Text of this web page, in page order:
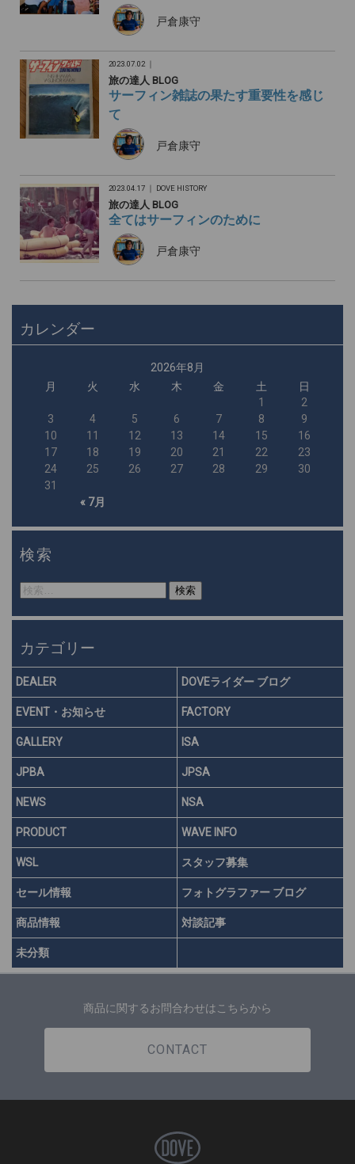
戸倉康守
2023.07.02 ｜
旅の達人 BLOG
サーフィン雑誌の果たす重要性を感じ
て
戸倉康守
2023.04.17 ｜ DOVE HISTORY
旅の達人 BLOG
全てはサーフィンのために
戸倉康守
カレンダー
2026年8月
月
火 水 木 金 土 日
« 7月
1
2
3
4 5 6 7 8
9
10
11 12 13 14 15
16
17
18 19 20 21 22
23
24
25 26 27 28 29
30
31
検索
検
索:
カテゴリー
DEALER DOVEライダー ブログ
EVENT・お知らせ FACTORY
GALLERY ISA
JPBA JPSA
NEWS NSA
PRODUCT WAVE INFO
WSL スタッフ募集
セール情報 フォトグラファー ブログ
商品情報 対談記事
未分類
商品に関するお問合わせはこちらから
CONTACT